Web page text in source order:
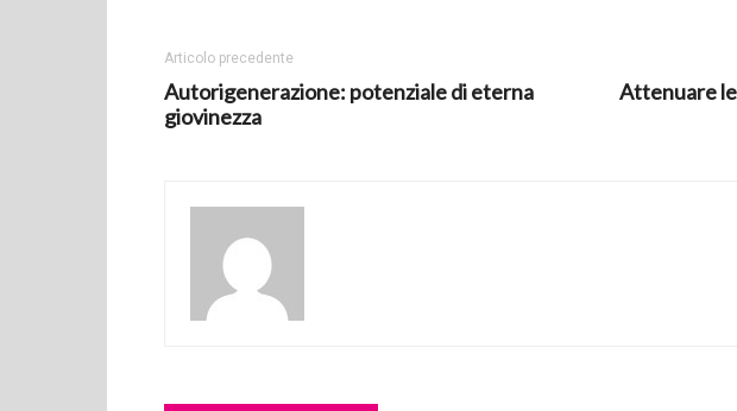
Articolo precedente
Autorigenerazione: potenziale di eterna
giovinezza
Attenuare